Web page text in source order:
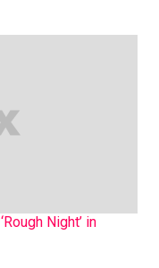
Night’ in